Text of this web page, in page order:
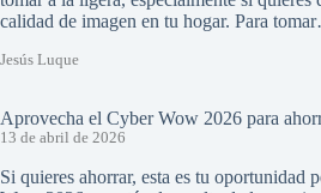
calidad de imagen en tu hogar. Para
Jesús Luque
Aprovecha el Cyber Wow 2026 para
13 de abril de 2026
Si quieres ahorrar, esta es tu oportunidad